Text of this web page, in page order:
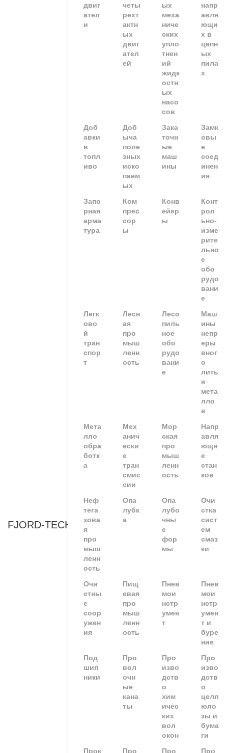
FJORD-TECHNOLOGY
двиг
ател
и
четы
рехт
актн
ых
двиг
ател
ей
ых
меха
ниче
ских
упло
тнен
ий
жидк
остн
ых
насо
сов
напр
авля
ющи
х в
цепн
ых
пила
х
Доб
авки
в
топл
иво
Доб
ыча
поле
зных
иско
паем
ых
Зака
точн
ые
маш
ины
Замк
овы
е
соед
инен
ия
Запо
рная
арма
тура
Ком
прес
сор
ы
Конв
ейер
ы
Конт
рол
ьно-
изме
рите
льно
е
обо
рудо
вани
е
Легк
ово
й
тран
спор
т
Лесн
ая
про
мыш
ленн
ость
Лесо
пиль
ное
обо
рудо
вани
е
Маш
ины
непр
еры
вног
о
лить
я
мета
лло
в
Мета
лло
обра
ботк
а
Мех
анич
ески
е
тран
смис
сии
Мор
ская
про
мыш
ленн
ость
Напр
авля
ющи
е
стан
ков
Неф
тега
зова
я
про
мыш
ленн
ость
Опа
лубк
а
Опа
лубо
чны
е
фор
мы
Очи
стка
сист
ем
смаз
ки
Очи
стны
е
соор
ужен
ия
Пищ
евая
про
мыш
ленн
ость
Пнев
мои
нстр
умен
т
Пнев
мои
нстр
умен
т и
буре
ние
Под
шип
ники
Про
вол
очн
ые
кана
ты
Про
изво
дств
о
хим
ичес
ких
вол
окон
Про
изво
дств
о
целл
юло
зы и
бума
ги
Прок Про Про Про